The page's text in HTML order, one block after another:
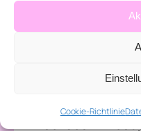
Cookie-Richtlinie
Haarsträhne aus
silbernes Mal
des Kaminfeuers.
einfaches Chaos-
bist die Königin
deine ergebenen